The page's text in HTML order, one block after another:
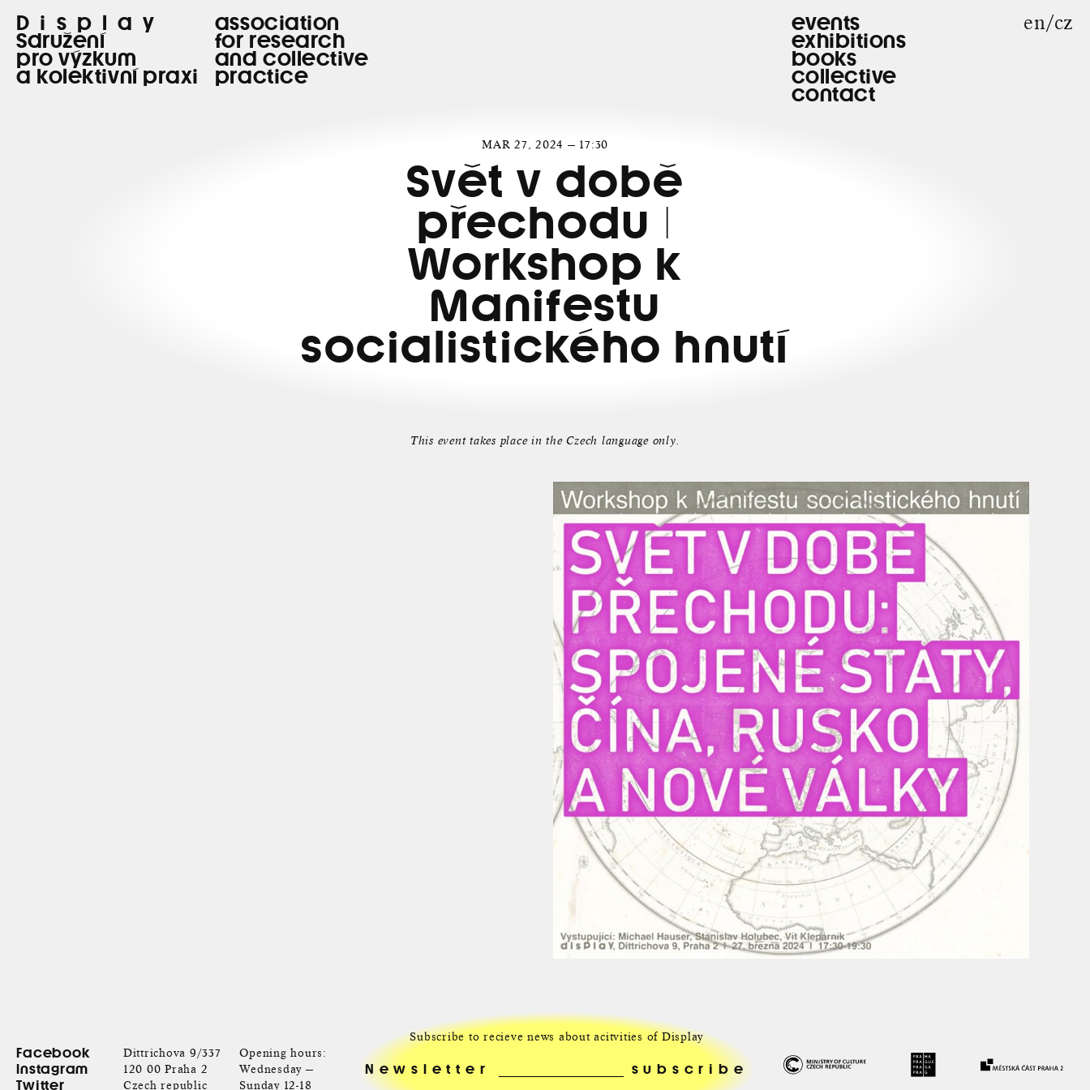
Display
Sdružení
pro výzkum
a kolektivní praxi
association
for research
and collective
practice
events
exhibitions
books
collective
contact
en cz
MAR 27, 2024 — 17:30
Svět v době
přechodu |
Workshop k
Manifestu
socialistického hnutí
This event takes place in the Czech language only.
Dittrichova 9/337
120 00 Praha 2
Czech republic
Opening hours:
Wednesday —
Sunday 12-18
Facebook
Instagram
Twitter
Subscribe to recieve news about acitvities of Display
Newsletter